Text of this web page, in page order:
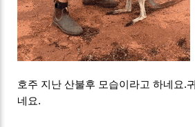
호주 지난 산불후 모습이라고 하네요.
네요.